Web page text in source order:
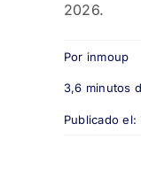
2026.
Por inmoup
3,6 minutos
Publicado